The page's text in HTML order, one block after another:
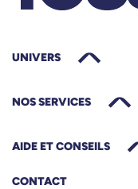
UNIVERS
NOS SERVICES
AIDE ET CONSEILS
CONTACT